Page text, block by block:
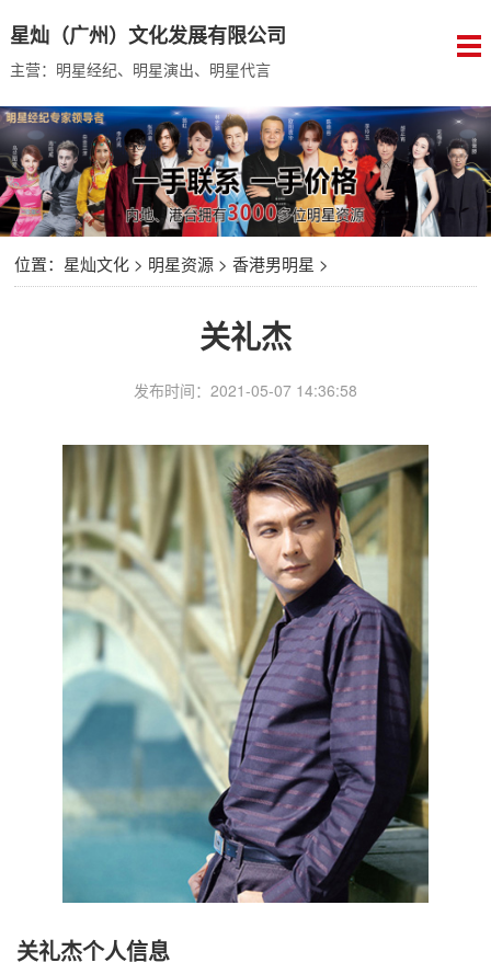
星灿（广州）文化发展有限公司
主营：明星经纪、明星演出、明星代言
位置： 星灿文化> 明星资源> 香港男明星 >
关礼杰
发布时间：2021-05-07 14:36:58
关礼杰个人信息